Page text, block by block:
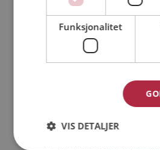
Funksjonalitet
VIS DETALJER